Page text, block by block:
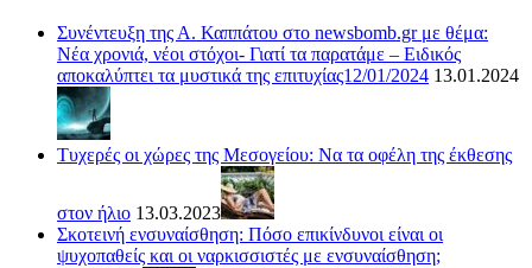
Συνέντευξη της Α. Καππάτου στο newsbomb.gr με θέμα:
Νέα χρονιά, νέοι στόχοι- Γιατί τα παρατάμε – Ειδικός
αποκαλύπτει τα μυστικά της επιτυχίας12/01/2024 13.01.2024
Τυχερές οι χώρες της Μεσογείου: Να τα οφέλη της έκθεσης
στον ήλιο 13.03.2023
Σκοτεινή ενσυναίσθηση: Πόσο επικίνδυνοι είναι οι
ψυχοπαθείς και οι ναρκισσιστές με ενσυναίσθηση;